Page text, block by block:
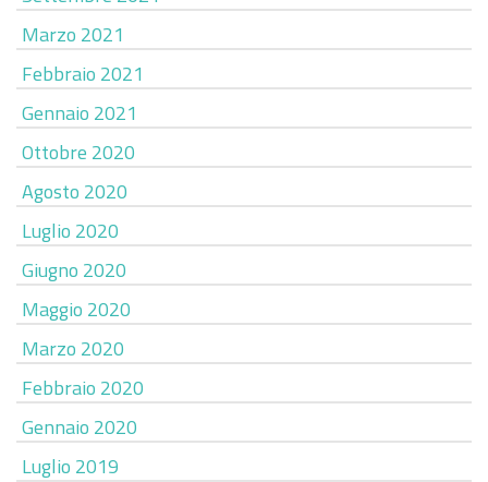
Marzo 2021
Febbraio 2021
Gennaio 2021
Ottobre 2020
Agosto 2020
Luglio 2020
Giugno 2020
Maggio 2020
Marzo 2020
Febbraio 2020
Gennaio 2020
Luglio 2019